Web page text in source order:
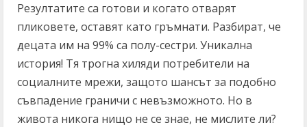
Резултатите са готови и когато отварят
пликовете, оставят като гръмнати. Разбират, че
децата им на 99% са полу-сестри. Уникална
история! Тя трогна хиляди потребители на
социалните мрежи, защото шансът за подобно
съвпадение граничи с невъзможното. Но в
живота никога нищо не се знае, не мислите ли?